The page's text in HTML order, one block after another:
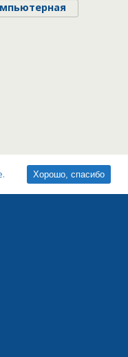
Хорошо, спасибо